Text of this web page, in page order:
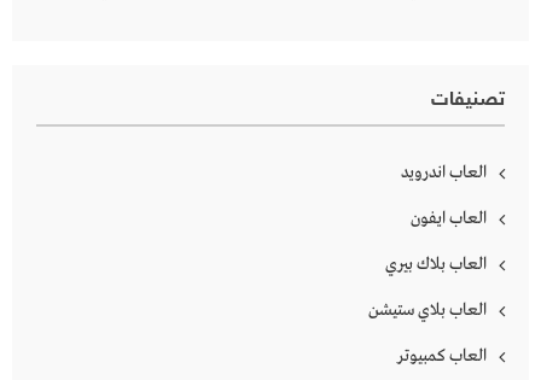
تصنيفات
العاب اندرويد
العاب ايفون
العاب بلاك بيري
العاب بلاي ستيشن
العاب كمبيوتر